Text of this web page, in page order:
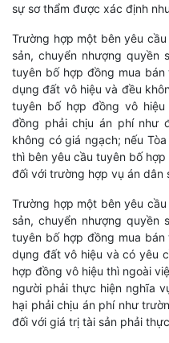
sự sơ thẩm được xác định
Trường hợp một bên yêu
sản, chuyển nhượng
tuyên bố hợp đồng mua
dụng đất vô hiệu và đều
tuyên bố hợp đồng vô
đồng phải chịu án phí như
không có giá ngạch; nếu
thì bên yêu cầu tuyên bố
đối với trường hợp vụ án dân
Trường hợp một bên yêu
sản, chuyển nhượng
tuyên bố hợp đồng mua
dụng đất vô hiệu và có yêu
hợp đồng vô hiệu thì ngoài
người phải thực hiện nghĩa
hại phải chịu án phí như
đối với giá trị tài sản phải